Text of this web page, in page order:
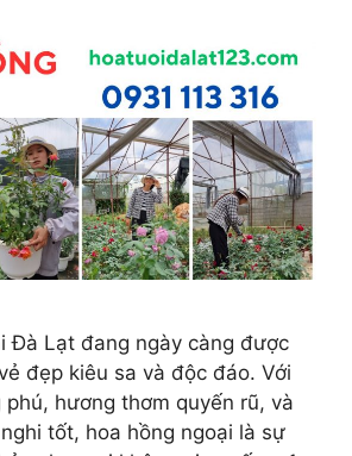
Đà Lạt đang ngày càng được
đẹp kiêu sa và độc đáo. Với
phú, hương thơm quyến rũ, và
tốt, hoa hồng ngoại là sự